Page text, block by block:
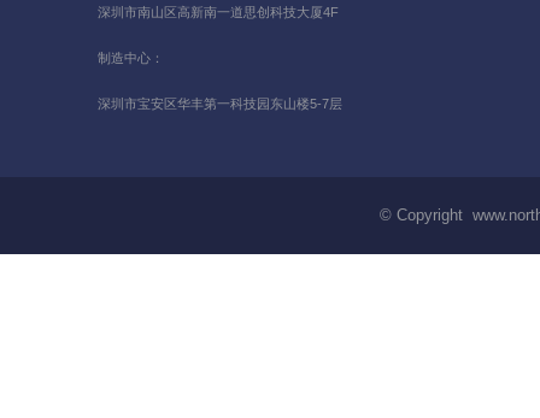
深圳市南山区高新南一道思创科技大厦4F
制造中心：
深圳市宝安区华丰第一科技园东山楼5-7层
© Copyright